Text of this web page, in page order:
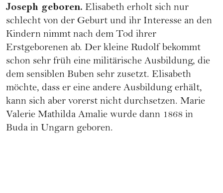
Joseph geboren. Elisabeth erholt sich nur
schlecht von der Geburt und ihr Interesse an den
Kindern nimmt nach dem Tod ihrer
Erstgeborenen ab. Der kleine Rudolf bekommt
schon sehr früh eine militärische Ausbildung, die
dem sensiblen Buben sehr zusetzt. Elisabeth
möchte, dass er eine andere Ausbildung erhält,
kann sich aber vorerst nicht durchsetzen. Marie
Valerie Mathilda Amalie wurde dann 1868 in
Buda in Ungarn geboren.